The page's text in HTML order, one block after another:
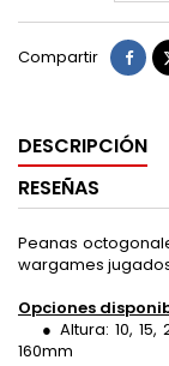
Compartir
DESCRIPCIÓN
RESEÑAS
Peanas
wargames
Opciones
● Altura: 10, 15,
160mm